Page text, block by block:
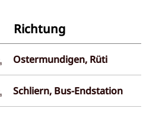
Richtung
Ostermundigen, Rüti
Schliern, Bus-Endstation